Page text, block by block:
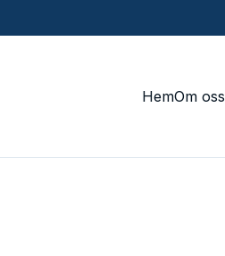
HemOm oss